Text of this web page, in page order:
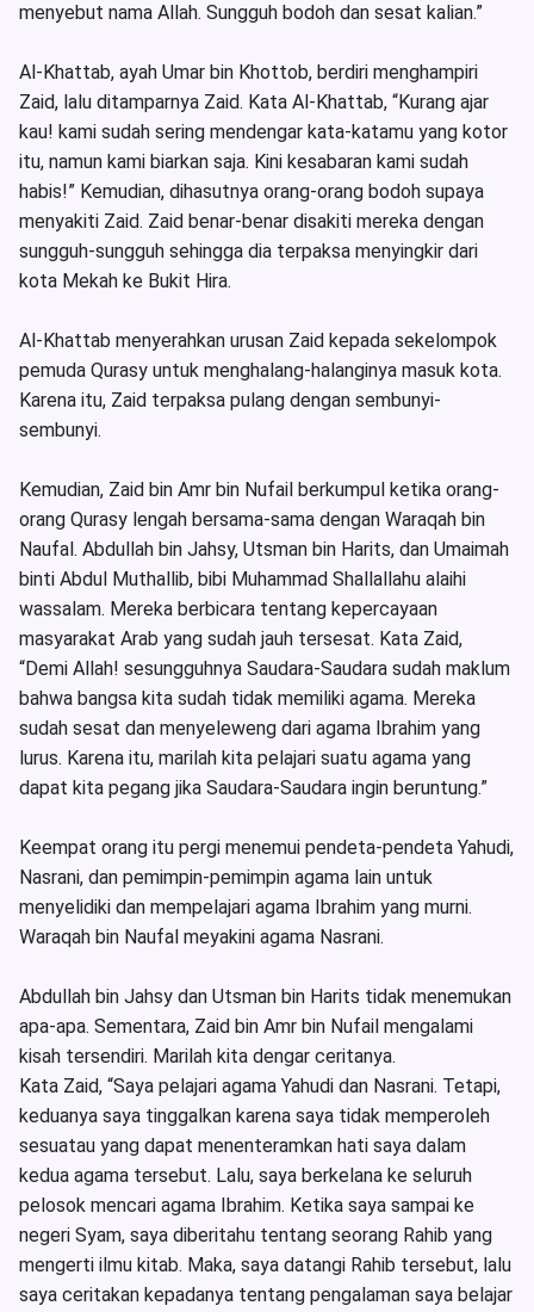
menyebut nama Allah. Sungguh bodoh dan sesat kalian.”
Al-Khattab, ayah Umar bin Khottob, berdiri menghampiri
Zaid, lalu ditamparnya Zaid. Kata Al-Khattab, “Kurang ajar
kau! kami sudah sering mendengar kata-katamu yang kotor
itu, namun kami biarkan saja. Kini kesabaran kami sudah
habis!” Kemudian, dihasutnya orang-orang bodoh supaya
menyakiti Zaid. Zaid benar-benar disakiti mereka dengan
sungguh-sungguh sehingga dia terpaksa menyingkir dari
kota Mekah ke Bukit Hira.
Al-Khattab menyerahkan urusan Zaid kepada sekelompok
pemuda Qurasy untuk menghalang-halanginya masuk kota.
Karena itu, Zaid terpaksa pulang dengan sembunyi-
sembunyi.
Kemudian, Zaid bin Amr bin Nufail berkumpul ketika orang-
orang Qurasy lengah bersama-sama dengan Waraqah bin
Naufal. Abdullah bin Jahsy, Utsman bin Harits, dan Umaimah
binti Abdul Muthallib, bibi Muhammad Shallallahu alaihi
wassalam. Mereka berbicara tentang kepercayaan
masyarakat Arab yang sudah jauh tersesat. Kata Zaid,
“Demi Allah! sesungguhnya Saudara-Saudara sudah maklum
bahwa bangsa kita sudah tidak memiliki agama. Mereka
sudah sesat dan menyeleweng dari agama Ibrahim yang
lurus. Karena itu, marilah kita pelajari suatu agama yang
dapat kita pegang jika Saudara-Saudara ingin beruntung.”
Keempat orang itu pergi menemui pendeta-pendeta Yahudi,
Nasrani, dan pemimpin-pemimpin agama lain untuk
menyelidiki dan mempelajari agama Ibrahim yang murni.
Waraqah bin Naufal meyakini agama Nasrani.
Abdullah bin Jahsy dan Utsman bin Harits tidak menemukan
apa-apa. Sementara, Zaid bin Amr bin Nufail mengalami
kisah tersendiri. Marilah kita dengar ceritanya.
Kata Zaid, “Saya pelajari agama Yahudi dan Nasrani. Tetapi,
keduanya saya tinggalkan karena saya tidak memperoleh
sesuatau yang dapat menenteramkan hati saya dalam
kedua agama tersebut. Lalu, saya berkelana ke seluruh
pelosok mencari agama Ibrahim. Ketika saya sampai ke
negeri Syam, saya diberitahu tentang seorang Rahib yang
mengerti ilmu kitab. Maka, saya datangi Rahib tersebut, lalu
saya ceritakan kepadanya tentang pengalaman saya belajar